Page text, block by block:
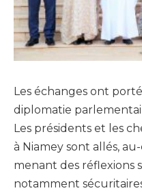
Les échanges ont
diplomatie
Les présidents et les
à Niamey sont allés,
menant des réflexions
notamment